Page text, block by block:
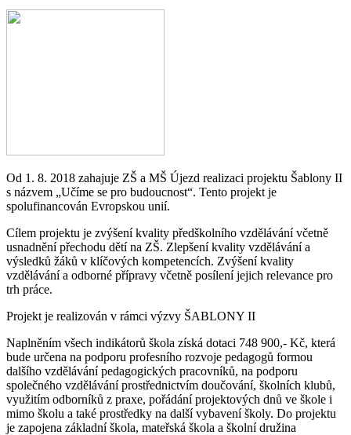
Od 1. 8. 2018 zahajuje ZŠ a MŠ Újezd realizaci projektu Šablony II
s názvem „Učíme se pro budoucnost“. Tento projekt je
spolufinancován Evropskou unií.
Cílem projektu je zvýšení kvality předškolního vzdělávání včetně
usnadnění přechodu dětí na ZŠ. Zlepšení kvality vzdělávání a
výsledků žáků v klíčových kompetencích. Zvýšení kvality
vzdělávání a odborné přípravy včetně posílení jejich relevance pro
trh práce.
Projekt je realizován v rámci výzvy ŠABLONY II
Naplněním všech indikátorů škola získá dotaci 748 900,- Kč, která
bude určena na podporu profesního rozvoje pedagogů formou
dalšího vzdělávání pedagogických pracovníků, na podporu
společného vzdělávání prostřednictvím doučování, školních klubů,
využitím odborníků z praxe, pořádání projektových dnů ve škole i
mimo školu a také prostředky na další vybavení školy. Do projektu
je zapojena základní škola, mateřská škola a školní družina